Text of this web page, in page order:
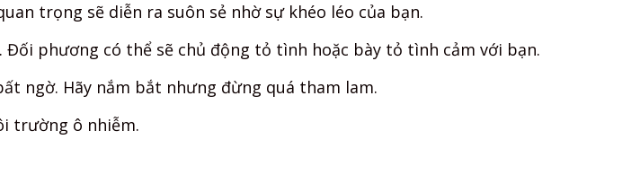
trọng sẽ diễn ra suôn sẻ nhờ sự khéo léo của bạn.
phương có thể sẽ chủ động tỏ tình hoặc bày tỏ tình cảm với bạn.
ngờ. Hãy nắm bắt nhưng đừng quá tham lam.
trường ô nhiễm.